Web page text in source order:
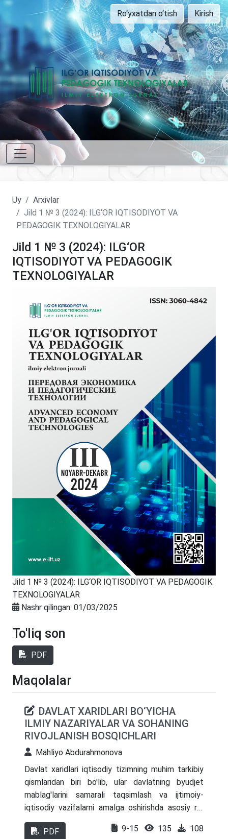
Ro‘yxatdan o‘tish Kirish
Uy
Arxivlar
Jild 1 № 3 (2024): ILG‘OR IQTISODIYOT VA
PEDAGOGIK TEXNOLOGIYALAR
Jild 1 № 3 (2024): ILG‘OR
IQTISODIYOT VA PEDAGOGIK
TEXNOLOGIYALAR
Jild 1 № 3 (2024): ILG‘OR IQTISODIYOT VA PEDAGOGIK
TEXNOLOGIYALAR
Nashr qilingan: 01/03/2025
To'liq son
PDF
Maqolalar
DAVLAT XARIDLARI BO‘YICHA
ILMIY NAZARIYALAR VA SOHANING
RIVOJLANISH BOSQICHLARI
Mahliyo Abdurahmonova
Davlat xaridlari iqtisodiy tizimning muhim tarkibiy
qismlaridan biri bo'lib, ular davlatning byudjet
mablag'larini samarali taqsimlash va ijtimoiy-
iqtisodiy vazifalarni amalga oshirishda asosiy rol
o'ynaydi. Davlat xaridlarining kelib chiqishi qadimgi
davrlarga borib taqaladi va ularning rivojlanish
PDF 9-15 135 108